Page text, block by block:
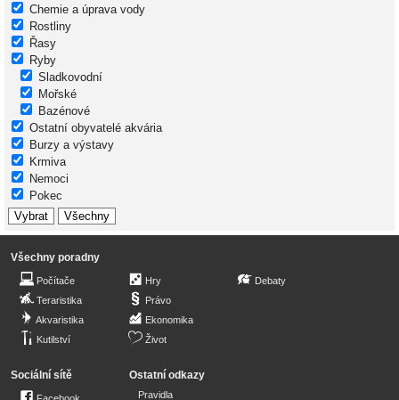
Chemie a úprava vody
Rostliny
Řasy
Ryby
Sladkovodní
Mořské
Bazénové
Ostatní obyvatelé akvária
Burzy a výstavy
Krmiva
Nemoci
Pokec
Všechny poradny
Počítače
Teraristika
Akvaristika
Kutilství
Hry
Právo
Ekonomika
Život
Debaty
Sociální sítě Ostatní odkazy
Pravidla